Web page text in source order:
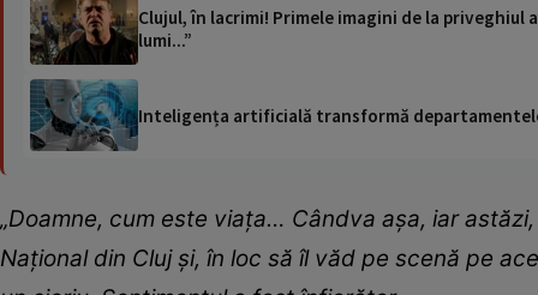
Clujul, în lacrimi! Primele imagini de la priveghiul
lumi...”
Inteligența artificială transformă
„Doamne, cum este viața… Cândva așa, iar
Național din Cluj și, în loc să îl văd pe scenă pe